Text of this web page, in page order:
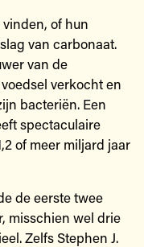
of hun
van carbonaat.
van de
verkocht en
bacteriën. Een
spectaculaire
of meer miljard jaar
de eerste twee
misschien wel drie
Zelfs Stephen J.